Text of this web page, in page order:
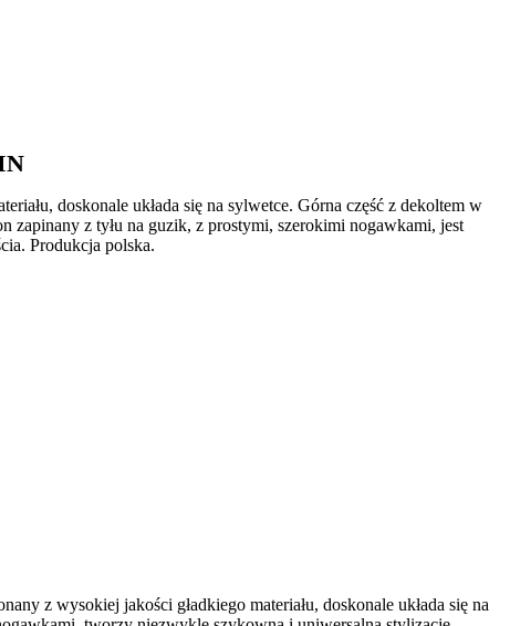
doskonale układa się na sylwetce. Górna część z dekoltem w
zapinany z tyłu na guzik, z prostymi, szerokimi nogawkami, jest
Produkcja polska.
z wysokiej jakości gładkiego materiału, doskonale układa się na